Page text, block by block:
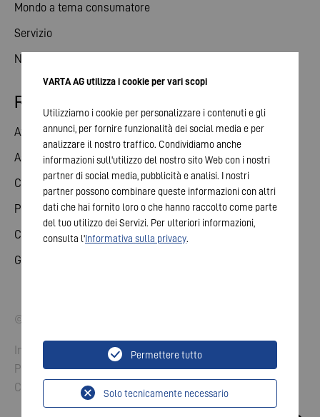
Mondo a tema consumatore
Servizio
Notizie
Relazioni con gli investitori
Azioni
Assemblea generale
Calendario finanziario
Pubblicazioni
Contatto investitori
Governance d‘impresa
© 2026 VARTA AG. Tutti i diritti riservati.
Imprint
Protezione dati
Condizioni generali di vendita
VARTA AG utilizza i cookie per vari scopi
Utilizziamo i cookie per personalizzare i contenuti e gli
annunci, per fornire funzionalità dei social media e per
analizzare il nostro traffico. Condividiamo anche
informazioni sull'utilizzo del nostro sito Web con i nostri
partner di social media, pubblicità e analisi. I nostri
partner possono combinare queste informazioni con altri
dati che hai fornito loro o che hanno raccolto come parte
del tuo utilizzo dei Servizi. Per ulteriori informazioni,
consulta l'Informativa sulla privacy.
Solo tecnicamente necessario
Permettere tutto